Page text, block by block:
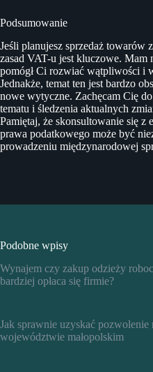
Podsumowanie
Jeśli planujesz sprzedaż towarów
zasad VAT-u jest kluczowe. Mam
pomógł Ci rozwiać wątpliwości i
Jednakże, temat ten jest bardzo
nowe wytyczne. Zachęcam Cię
tematu i śledzenia aktualnych
Pamiętaj, że skonsultowanie się z
prawa podatkowego może być
prowadzeniu międzynarodowej
Podobne wpisy
Wynajem czy zakup odzieży
bardziej opłaca się firmie?
Jak sprawnie uzyskać pozwolenie
województwie małopolskim